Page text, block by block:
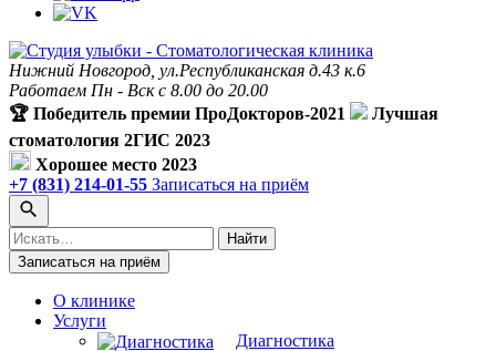
Нижний Новгород, ул.Республиканская д.43 к.6
Работаем Пн - Вск с 8.00 до 20.00
🏆 Победитель премии ПроДокторов-2021
Лучшая
стоматология 2ГИС 2023
Хорошее место 2023
+7 (831) 214-01-55 Записаться на приём
Поиск
по
сайту
Найти
Записаться на приём
О клинике
Услуги
Диагностика